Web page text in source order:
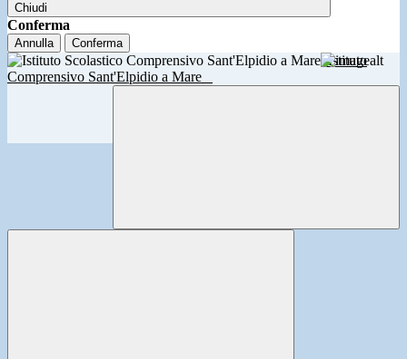
Chiudi
Conferma
Annulla Conferma
Istituto
Comprensivo Sant'Elpidio a Mare